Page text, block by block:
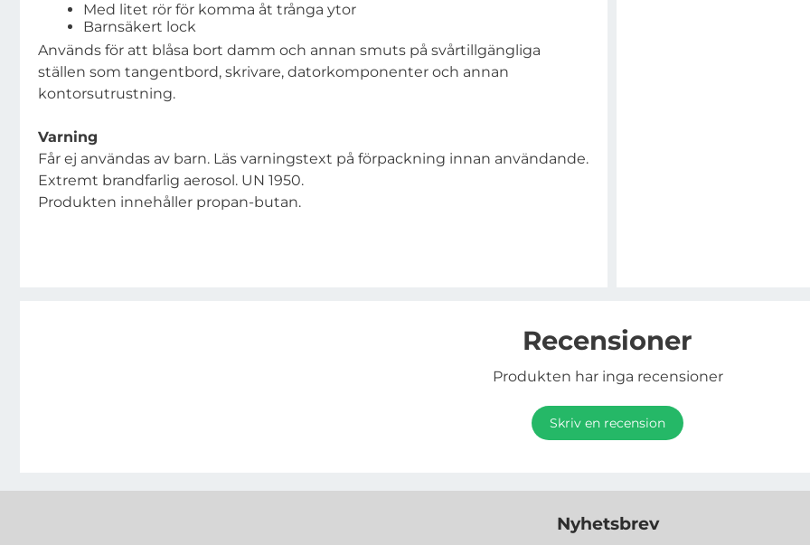
Med litet rör för komma åt trånga ytor
Barnsäkert lock
Används för att blåsa bort damm och annan smuts på svårtillgängliga
ställen som tangentbord, skrivare, datorkomponenter och annan
kontorsutrustning.
Varning
Får ej användas av barn. Läs varningstext på förpackning innan användande.
Extremt brandfarlig aerosol. UN 1950.
Produkten innehåller propan-butan.
Recensioner
Produkten har inga recensioner
Skriv en recension
Nyhetsbrev